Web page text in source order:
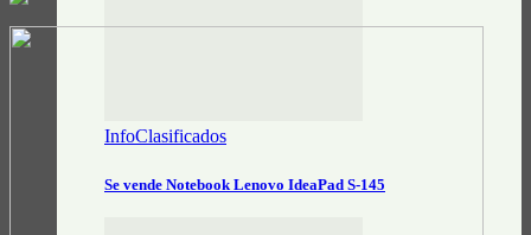
InfoClasificados
Se vende Notebook Lenovo IdeaPad S-145